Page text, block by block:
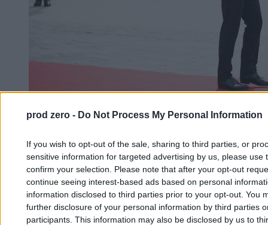
prod zero - Do Not Process My Personal Information
If you wish to opt-out of the sale, sharing to third parties, or
sensitive information for targeted advertising by us, please use
confirm your selection. Please note that after your opt-out
continue seeing interest-based ads based on personal
information disclosed to third parties prior to your opt-out. You
further disclosure of your personal information by third parties
participants. This information may also be disclosed by us to
Polska poza ważnym formatem wojskowym.
„Napięcia z Ukrainą nie pomogły”
Przemysław Staciwa
14.07.2026
Świat